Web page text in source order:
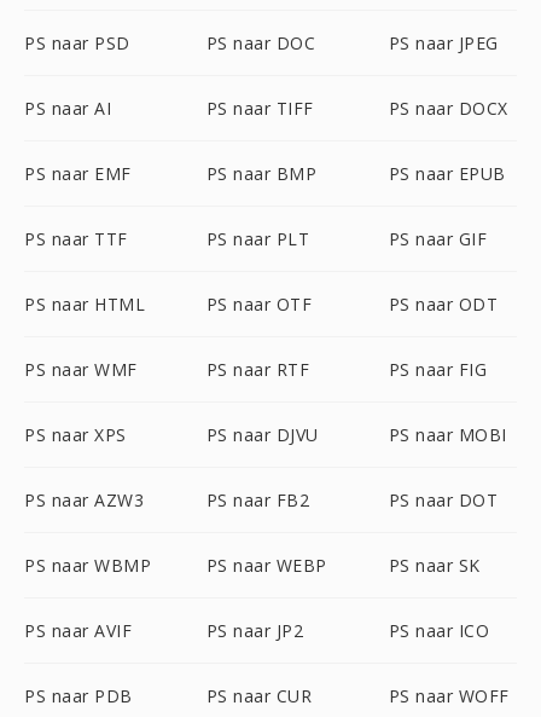
PS naar PSD PS naar DOC PS naar JPEG
PS naar AI PS naar TIFF PS naar DOCX
PS naar EMF PS naar BMP PS naar EPUB
PS naar TTF PS naar PLT PS naar GIF
PS naar HTML PS naar OTF PS naar ODT
PS naar WMF PS naar RTF PS naar FIG
PS naar XPS PS naar DJVU PS naar MOBI
PS naar AZW3 PS naar FB2 PS naar DOT
PS naar WBMP PS naar WEBP PS naar SK
PS naar AVIF PS naar JP2 PS naar ICO
PS naar PDB PS naar CUR PS naar WOFF